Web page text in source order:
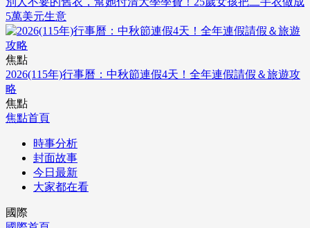
5萬美元生意
焦點
2026(115年)行事曆：中秋節連假4天！全年連假請假＆旅遊攻
略
焦點
焦點首頁
時事分析
封面故事
今日最新
大家都在看
國際